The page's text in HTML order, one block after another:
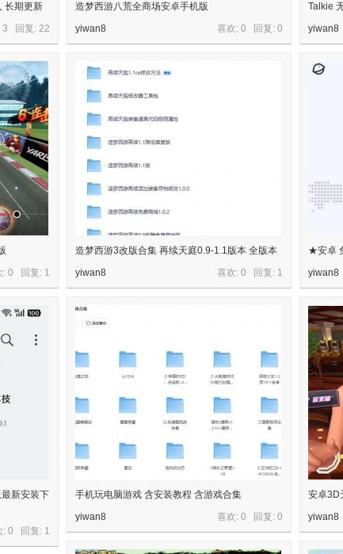
长期更新
3 回复: 22
造梦西游八荒全商场安卓手机版
喜欢: 0 回复: 0
yiwan8
Talkie
yiwan8
: 0 回复: 1
造梦西游3改版合集 再续天庭0.9-1.1版本 全版本
喜欢: 0 回复: 1
yiwan8
★安卓
yiwan8
最新安装下
: 0 回复: 1
手机玩电脑游戏 含安装教程 含游戏合集
喜欢: 0 回复: 0
yiwan8
安卓3D
yiwan8